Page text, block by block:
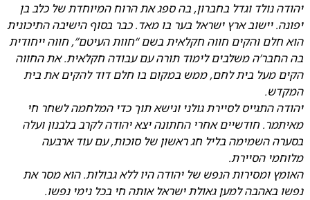
יהודה נולד וגדל בחברון, בה ספג את הרוח המיוחדת של כלב בן
יפונה. יישוב ארץ ישראל בער בו מאד. כבר בסוף הישיבה התיכונית
הוא חלם והקים חווה חקלאית בשם “חוות העיטם”, חווה ייחודית
בה החבר’ה משלבים לימוד תורה עם עבודה חקלאית. את החווה
הקים מעל בית לחם, ממש במקום בו חלם דוד להקים את בית
המקדש.
יהודה התגייס לסיירת גולני ונישא תוך כדי המלחמה לשחר חי
מאיתמר. חודשיים אחרי החתונה יצא יהודה לקרב בלבנון ועלה
בסערה השמימה בליל חג ראשון של סוכות, עם עוד ארבעה
מלוחמי הסיירת.
האומץ ומסירות הנפש של יהודה היו ללא גבולות. הוא מסר את
נפשו באהבה למען גאולת ישראל אותה חי בכל נימי נפשו.